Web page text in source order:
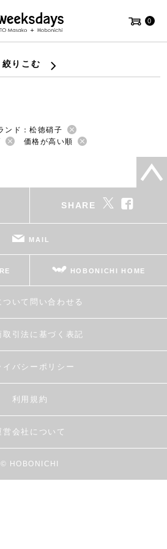
0
絞りこむ
ンド：松徳硝子
価格が高い順
SHARE
MAIL
HOBONICHI HOME
ついて問い合わせる
取引法に基づく表記
イバシーポリシー
利用規約
営会社について
© HOBONICHI